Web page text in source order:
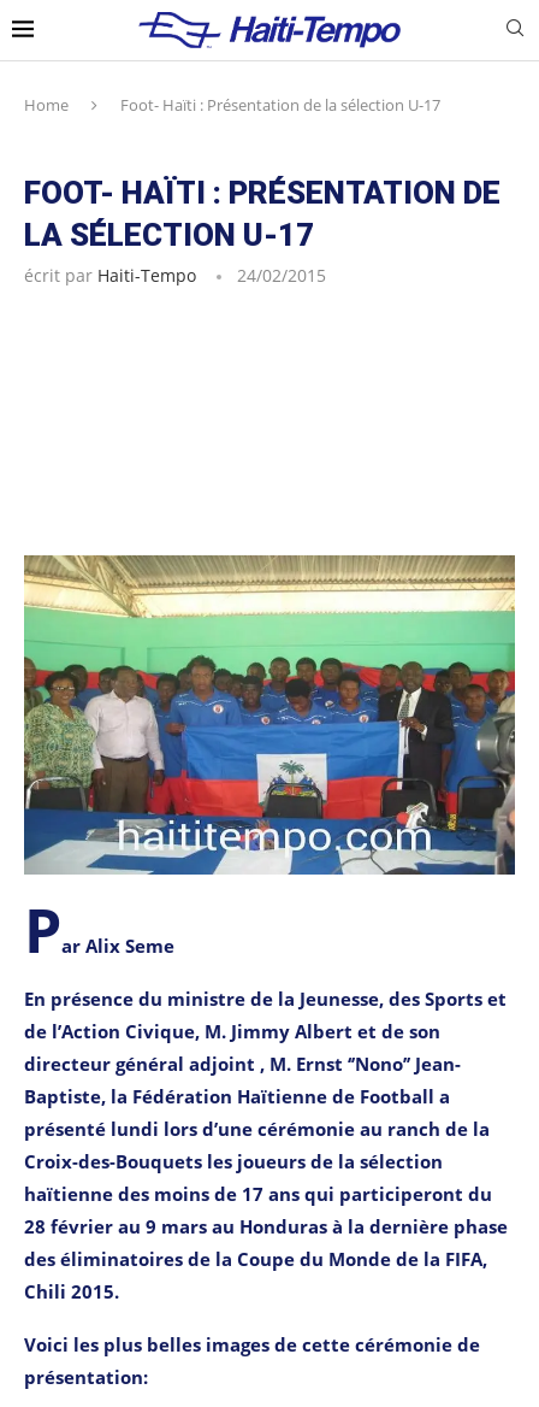
Home Foot- Haïti : Présentation de la sélection U-17
FOOT- HAÏTI : PRÉSENTATION DE
LA SÉLECTION U-17
écrit par Haiti-Tempo 24/02/2015
Par Alix Seme
En présence du ministre de la Jeunesse, des Sports et
de l’Action Civique, M. Jimmy Albert et de son
directeur général adjoint , M. Ernst ‘’Nono’’ Jean-
Baptiste, la Fédération Haïtienne de Football a
présenté lundi lors d’une cérémonie au ranch de la
Croix-des-Bouquets les joueurs de la sélection
haïtienne des moins de 17 ans qui participeront du
28 février au 9 mars au Honduras à la dernière phase
des éliminatoires de la Coupe du Monde de la FIFA,
Chili 2015.
Voici les plus belles images de cette cérémonie de
présentation: